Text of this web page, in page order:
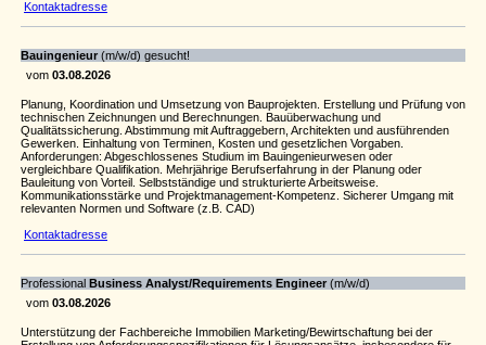
Kontaktadresse
Bauingenieur (m/w/d) gesucht!
vom 03.08.2026
Planung, Koordination und Umsetzung von Bauprojekten. Erstellung und Prüfung von
technischen Zeichnungen und Berechnungen. Bauüberwachung und
Qualitätssicherung. Abstimmung mit Auftraggebern, Architekten und ausführenden
Gewerken. Einhaltung von Terminen, Kosten und gesetzlichen Vorgaben.
Anforderungen: Abgeschlossenes Studium im Bauingenieurwesen oder
vergleichbare Qualifikation. Mehrjährige Berufserfahrung in der Planung oder
Bauleitung von Vorteil. Selbstständige und strukturierte Arbeitsweise.
Kommunikationsstärke und Projektmanagement-Kompetenz. Sicherer Umgang mit
relevanten Normen und Software (z.B. CAD)
Kontaktadresse
Professional Business Analyst/Requirements Engineer (m/w/d)
vom 03.08.2026
Unterstützung der Fachbereiche Immobilien Marketing/Bewirtschaftung bei der